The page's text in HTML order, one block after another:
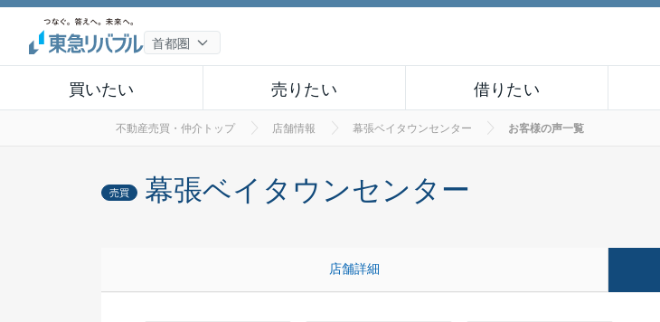
買いたい 売りたい 借りたい
不動産売買・仲介トップ 店舗情報 幕張ベイタウンセンター お客様の声一覧
売買 幕張ベイタウンセンター
店舗詳細